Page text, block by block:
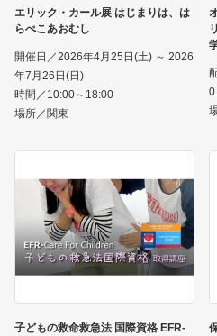
エリック・カール展 はじまりは、は
らぺこあおむし
開催日／2026年4月25日(土) ～ 2026
年7月26日(日)
時間／10:00～18:00
場所／関東
0
子どもの救命救急法 国際資格 EFR-